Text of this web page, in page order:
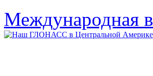
Международная